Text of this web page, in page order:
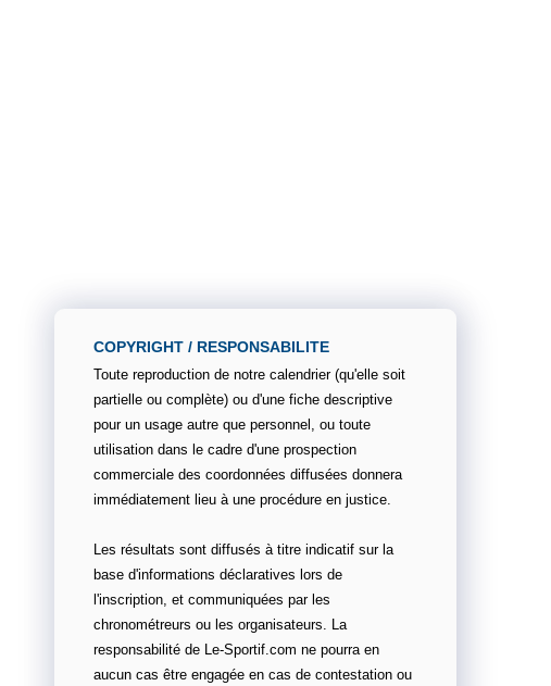
COPYRIGHT / RESPONSABILITE
Toute reproduction de notre calendrier (qu'elle soit
partielle ou complète) ou d'une fiche descriptive
pour un usage autre que personnel, ou toute
utilisation dans le cadre d'une prospection
commerciale des coordonnées diffusées donnera
immédiatement lieu à une procédure en justice.
Les résultats sont diffusés à titre indicatif sur la
base d'informations déclaratives lors de
l'inscription, et communiquées par les
chronométreurs ou les organisateurs. La
responsabilité de Le-Sportif.com ne pourra en
aucun cas être engagée en cas de contestation ou